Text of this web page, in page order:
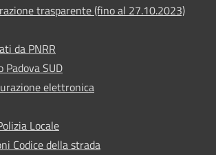
trasparente (fino al 27.10.2023)
da PNRR
Padova SUD
elettronica
Locale
Codice della strada